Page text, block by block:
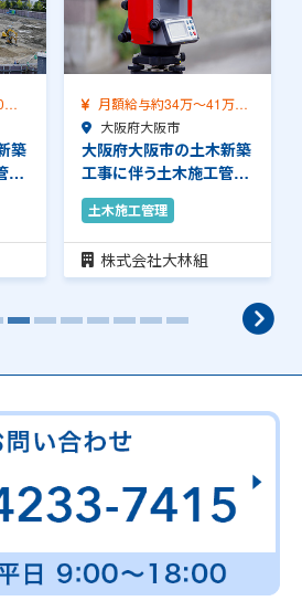
万
築
理
月額給与約34万～41万
（前職給与保証）…
大阪府大阪市
大阪府大阪市の土木新築
工事に伴う土木施工管理
のお仕事です。安…
土木施工管理
株式会社大林組